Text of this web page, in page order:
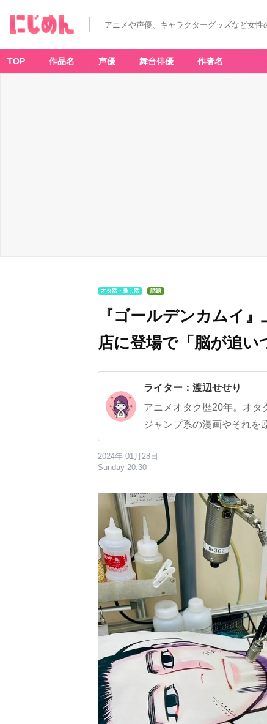
アニメや声優、キャラクターグッズなど女
TOP 作品名 声優 舞台俳優 作者名
オタ活・推し活 話題
『ゴールデンカムイ
店に登場で「脳が追い
ライター： 渡辺せせり
アニメオタク歴20年。オタ
ジャンプ系の漫画やそれを
2024年 01月28日
Sunday 20:30